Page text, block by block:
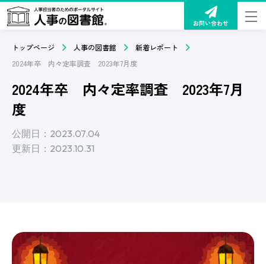
お問い合わせ
トップページ 人事の図書館
新着レポート
2024年卒 内々定率調査 2023年7月度
2024年卒 内々定率調査 2023年7月
度
公開日：2023.07.04
更新日：2023.10.31